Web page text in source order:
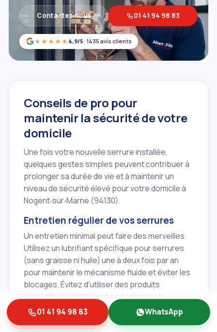
★★★★★ 4,9/5 · 1435 avis clients
Contactez‑nous 01 41 94 98 83
Conseils de pro pour
maintenir la sécurité de votre
domicile
Une fois votre nouvelle serrure installée,
quelques gestes simples peuvent contribuer à
prolonger sa durée de vie et à maintenir un
niveau de sécurité élevé pour votre domicile à
Nogent‑sur‑Marne (94130).
Entretien régulier de vos serrures
Un entretien minimal peut faire des merveilles.
Utilisez un lubrifiant spécifique pour serrures
(sans graisse ni huile) une à deux fois par an
pour maintenir le mécanisme fluide et éviter les
blocages. Évitez d'utiliser des produits
agressifs qui pourraient endommager le
cylindre. Si vous avez des doutes, n'hésitez pas
à demander conseil à votre serrurier Albert et
01 41 94 98 83 WhatsApp